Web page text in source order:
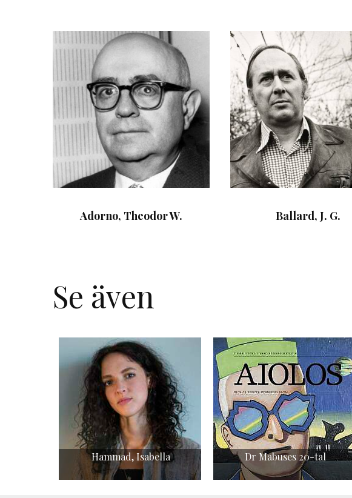
Adorno, Theodor W. Ballard, J. G.
Se även
Hammad, Isabella Dr Mabuses 20-tal